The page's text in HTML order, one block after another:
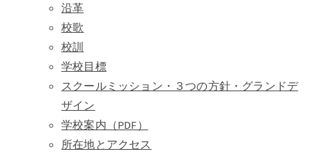
沿革
校歌
校訓
学校目標
スクールミッション・３つの方針・グランドデ
ザイン
学校案内（PDF）
所在地とアクセス